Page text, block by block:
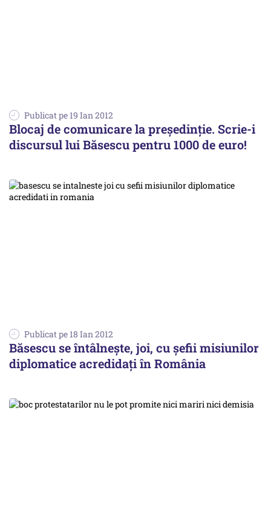
Publicat pe 19 Ian 2012
Blocaj de comunicare la președinție. Scrie-i
discursul lui Băsescu pentru 1000 de euro!
Publicat pe 18 Ian 2012
Băsescu se întâlneşte, joi, cu şefii misiunilor
diplomatice acredidați în România